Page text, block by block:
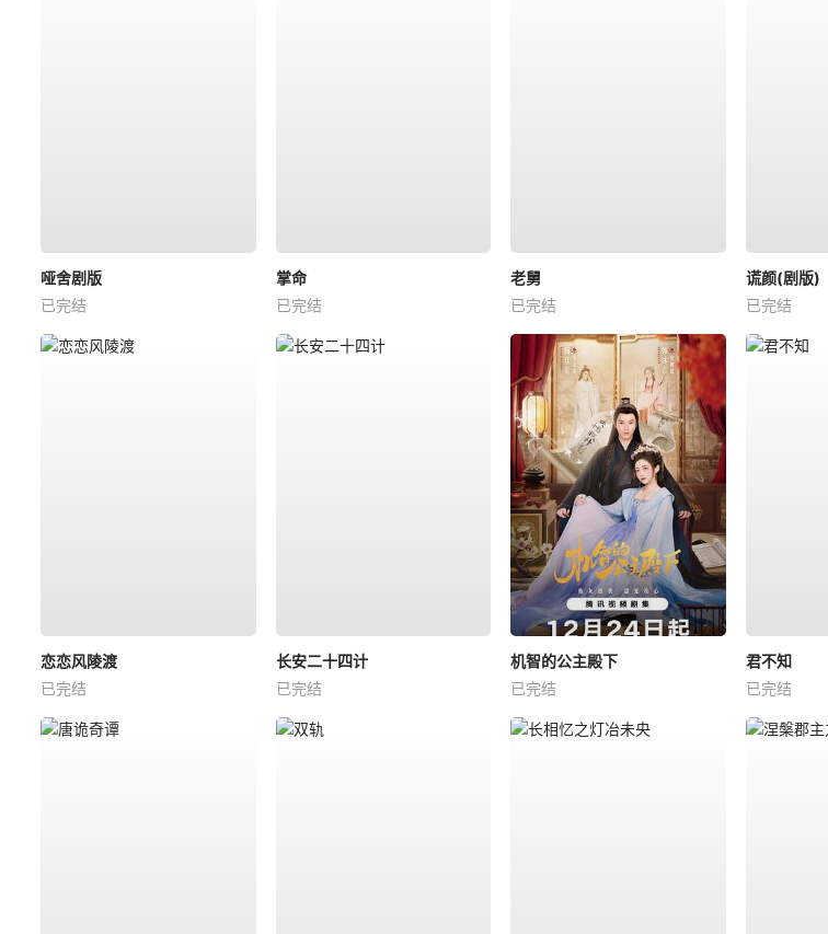
哑舍剧版
已完结
掌命
已完结
老舅
已完结
谎颜(剧版)
已完结
恋恋风陵渡
已完结
长安二十四计
已完结
机智的公主殿下
已完结
君不知
已完结